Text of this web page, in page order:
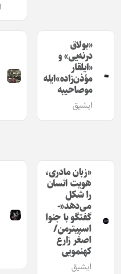
«بولاق
درنه‌یی» و
«ایلقار
مؤذن‌زاده»‌ایله
موصاحیبه
ایشیق
«زبان مادری،
هویت انسان
را شکل
می‌دهد«-
گفتگو با جنوا
اسپیترمن/
اصغر زارع
کهنمویی
ایشیق